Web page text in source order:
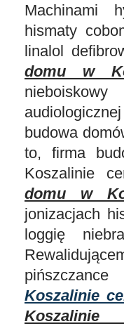
Machinami
hismaty
linalol
domu w
budowa
to, firma
Koszalinie
domu w
jonizacjach
loggię
Koszalinie
Koszalinie